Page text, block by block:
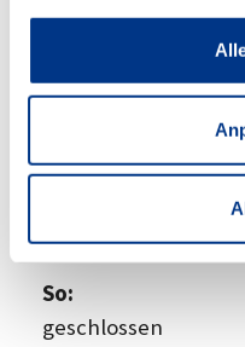
Öffnungszeiten
08:00-18:30 Uhr
09:00-14:00 Uhr
So:
geschlossen